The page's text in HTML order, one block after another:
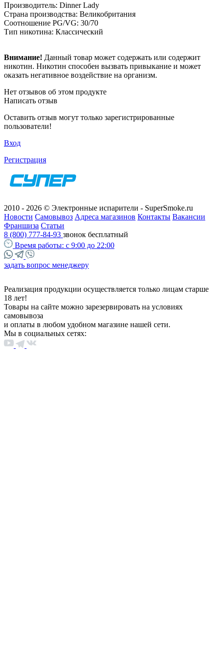
Производитель: Dinner Lady
Страна производства: Великобритания
Соотношение PG/VG: 30/70
Тип никотина: Классический
Внимание! Данный товар может содержать или содержит
никотин. Никотин способен вызвать привыкание и может
оказать негативное воздействие на организм.
Нет отзывов об этом продукте
Написать отзыв
Оставить отзыв могут только зарегистрированные
пользователи!
Вход
Регистрация
2010 - 2026 © Электронные испарители - SuperSmoke.ru
Новости Самовывоз Адреса магазинов Контакты Вакансии
Франшиза Статьи
8 (800) 777-84-93 звонок бесплатный
Время работы: с 9:00 до 22:00
задать вопрос менеджеру
Реализация продукции осуществляется только лицам старше
18 лет!
Товары на сайте можно зарезервировать на условиях
самовывоза
и оплаты в любом удобном магазине нашей сети.
Мы в социальных сетях: